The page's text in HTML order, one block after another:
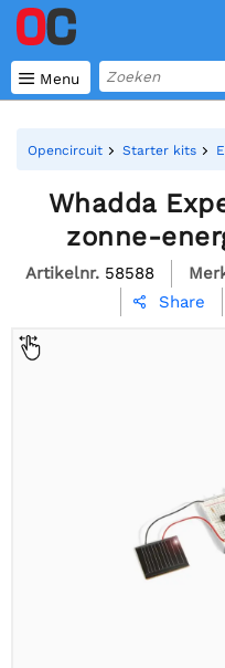
 Menu
Opencircuit Starter kits
Whadda
zonne-
Artikelnr. 58588
 Share